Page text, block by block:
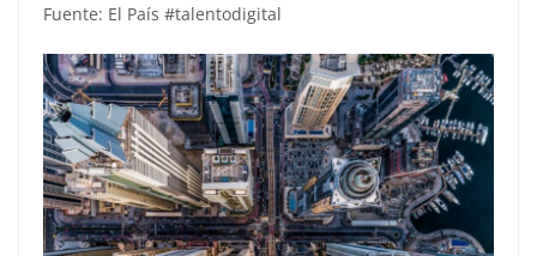
Fuente: El País #talentodigital